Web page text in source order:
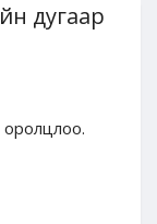
дугаар